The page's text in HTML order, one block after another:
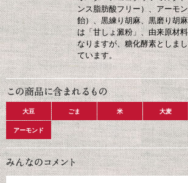
ンス脂肪酸フリー）、アーモ
飴）、黒練り胡麻、黒磨り胡
は「甘しょ澱粉」、由来原材
なりますが、糖化酵素としま
ています。
大豆 ごま 米 大麦
アーモンド